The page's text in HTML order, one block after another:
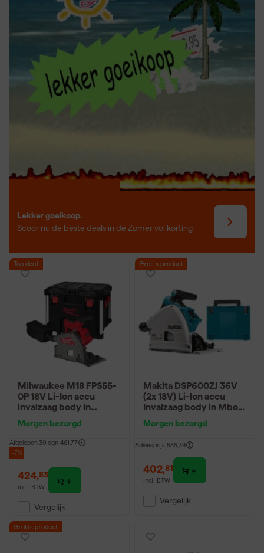
situaties zonder stopcontact. Ideaal voor klussen op locatie of in
krappe ruimtes. Een netstroom invalzaag levert doorgaans meer
continu vermogen, wat handig is bij langdurige of zware
zaagklussen. Voor flexibiliteit kies je de accu variant; voor
constante kracht en langere zaagsessies past een gewone
invalzaag beter.
Lekker goeikoop.
Scoor nu de beste deals in de Zomer vol korting
Top deal
Milwaukee M18 FPS55-
0P 18V Li-Ion accu
invalzaag body in
Morgen bezorgd
Afgelopen 30 dgn 461,77
-7%
424,83
incl. BTW
Vergelijk
Gratis product
Makita DSP600ZJ 36V
(2x 18V) Li-Ion accu
Invalzaag body in Mbox
koolborstelloos
Morgen bezorgd
Adviesprijs 555,39
402,81
incl. BTW
Vergelijk
Gratis product